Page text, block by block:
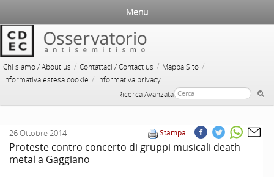
Chi siamo / About us / Contattaci / Contact us / Mappa Sito /
Informativa estesa cookie / Informativa privacy
Ricerca Avanzata
Menu
Stampa
26 Ottobre 2014
Proteste contro concerto di gruppi musicali death
metal a Gaggiano